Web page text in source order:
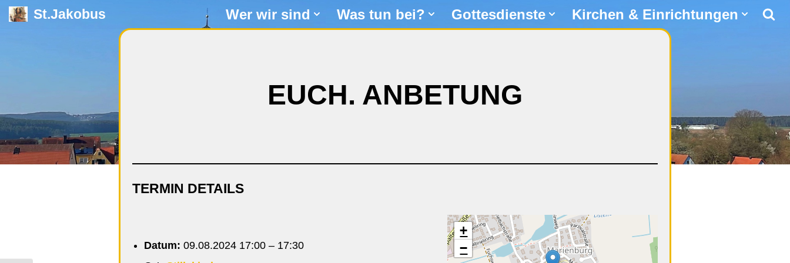
St.Jakobus Wer wir sind Was tun bei? Gottesdienste Kirchen & Einrichtungen
EUCH. ANBETUNG
TERMIN DETAILS
Datum: 09.08.2024 17:00– 17:30
+
−